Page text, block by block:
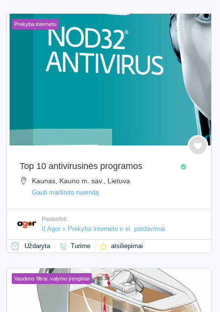
Prekyba internetu
Top 10 antivirusinės programos
Kaunas, Kauno m. sav., Lietuva
Gauti maršruto nuorodą
Paskelbė:
IĮ Agor » Prekyba internetu ir el. pardavimai
Uždaryta Turime atsiliepimai
Vandens filtrai, valymo įrenginiai